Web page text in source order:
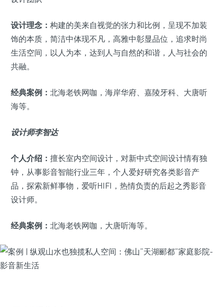
设计理念： 构建的美来自视觉的张力和比例，呈现不加装
饰的本质，简洁中体现不凡，高雅中彰显品位，追求时尚
生活空间，以人为本，达到人与自然的和谐，人与社会的
共融。
经典案例： 北海老铁网咖，海岸华府、嘉陵牙科、大唐听
海等。
设计师李智达
个人介绍： 擅长室内空间设计，对新中式空间设计情有独
钟，从事影音智能行业三年，个人爱好研究各类影音产
品，探索新鲜事物，爱听HIFI，热情负责的后起之秀影音
设计师。
经典案例： 北海老铁网咖，大唐听海等。